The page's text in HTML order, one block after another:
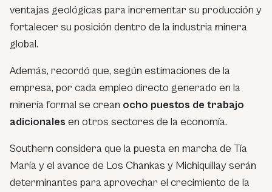
ventajas geológicas para incrementar su producción y
fortalecer su posición dentro de la industria minera
global.
Además, recordó que, según estimaciones de la
empresa, por cada empleo directo generado en la
minería formal se crean ocho puestos de trabajo
adicionales en otros sectores de la economía.
Southern considera que la puesta en marcha de Tía
María y el avance de Los Chankas y Michiquillay serán
determinantes para aprovechar el crecimiento de la